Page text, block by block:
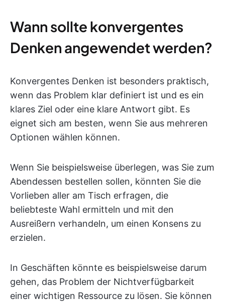
Wann sollte konvergentes
Denken angewendet werden?
Konvergentes Denken ist besonders praktisch,
wenn das Problem klar definiert ist und es ein
klares Ziel oder eine klare Antwort gibt. Es
eignet sich am besten, wenn Sie aus mehreren
Optionen wählen können.
Wenn Sie beispielsweise überlegen, was Sie zum
Abendessen bestellen sollen, könnten Sie die
Vorlieben aller am Tisch erfragen, die
beliebteste Wahl ermitteln und mit den
Ausreißern verhandeln, um einen Konsens zu
erzielen.
In Geschäften könnte es beispielsweise darum
gehen, das Problem der Nichtverfügbarkeit
einer wichtigen Ressource zu lösen. Sie können